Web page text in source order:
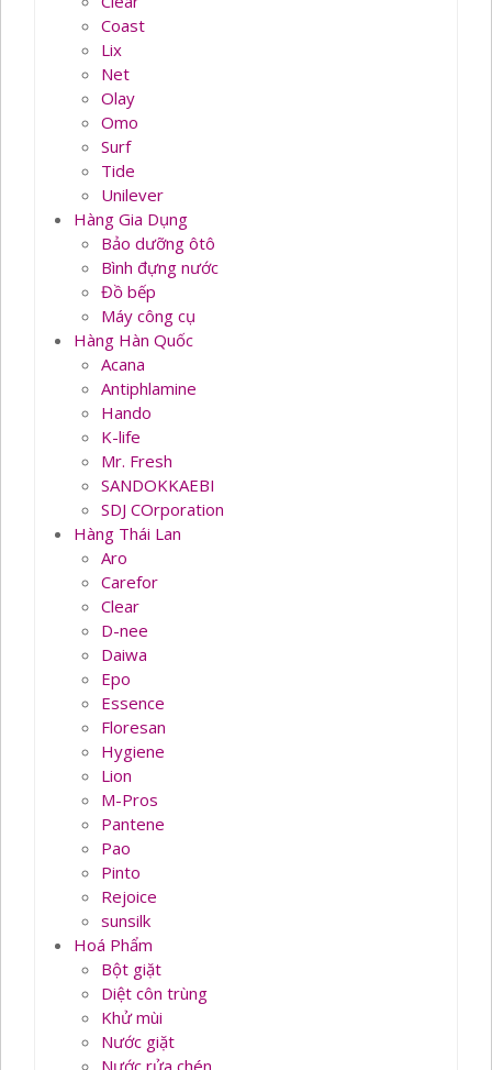
Coast
Lix
Net
Olay
Omo
Surf
Tide
Unilever
Hàng Gia Dụng
Bảo dưỡng ôtô
Bình đựng nước
Đồ bếp
Máy công cụ
Hàng Hàn Quốc
Acana
Antiphlamine
Hando
K-life
Mr. Fresh
SANDOKKAEBI
SDJ COrporation
Hàng Thái Lan
Aro
Carefor
Clear
D-nee
Daiwa
Epo
Essence
Floresan
Hygiene
Lion
M-Pros
Pantene
Pao
Pinto
Rejoice
sunsilk
Hoá Phẩm
Bột giặt
Diệt côn trùng
Khử mùi
Nước giặt